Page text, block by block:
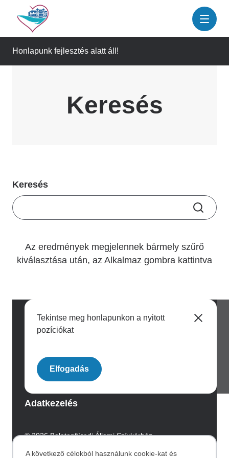
tartalomra
Honlapunk fejlesztés alatt áll!
Keresés
Keresés
Az eredmények megjelennek bármely szűrő
kiválasztása után, az Alkalmaz gombra kattintva
Tekintse meg honlapunkon a nyitott
pozíciókat
Elfogadás
Archívum
Adatkezelés
© 2026 Balatonfüredi Állami Szívkórház.
A következő célokból használunk cookie-kat és